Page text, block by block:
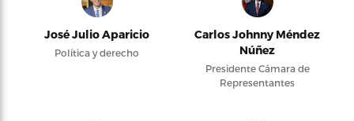
José Julio Aparicio
Política y derecho
Carlos Johnny Méndez
Núñez
Presidente Cámara de
Representantes